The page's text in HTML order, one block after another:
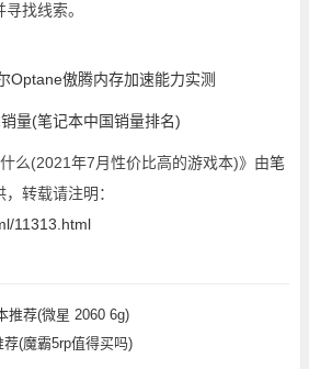
找线索。
Optane傲腾内存加速能力实测
量(笔记本中国销量排名)
么(2021年7月性价比高的游戏本)》由笔
，转载请注明：
11313.html
推荐(微星 2060 6g)
荐(魔霸5rp值得买吗)